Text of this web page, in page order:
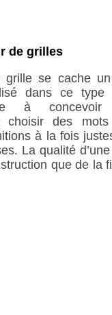
de grilles
grille se cache
dans ce
à
choisir des
à la fois
La qualité
que de la